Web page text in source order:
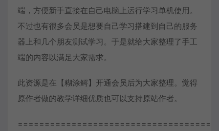
端，方便新手直接在自己电脑上运行学习单机使用。
不过也有很多会员是想要自己学习搭建到自己的服务
器上和几个朋友测试学习。于是就给大家整理了手工
端的内容以满足大家需求。
此资源是在【糊涂鳄】开通会员后为大家整理。觉得
原作者做的教学详细优质也可以支持原站作者。